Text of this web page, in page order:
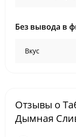
Без вывода в
Вкус
Отзывы о
Дымная